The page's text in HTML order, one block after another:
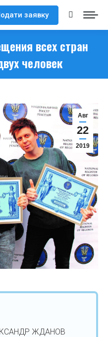
заявку Поиск:
всех стран
человек
Авг
22
2019
ЖДАНОВ